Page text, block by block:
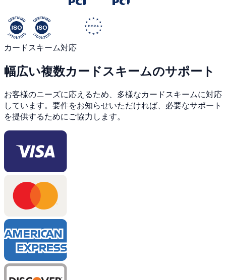
カードスキーム対応
幅広い複数カードスキームのサポート
お客様のニーズに応えるため、多様なカードスキームに対応
しています。要件をお知らせいただければ、必要なサポート
を提供するためにご協力します。